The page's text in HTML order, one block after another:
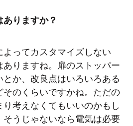
りますか？
ってカスタマイズしない
ありますね。扉のストッパー
とか、改良点はいろいろある
そのくらいですかね。ただの
り考えなくてもいいのかもし
そうじゃないなら電気は必要